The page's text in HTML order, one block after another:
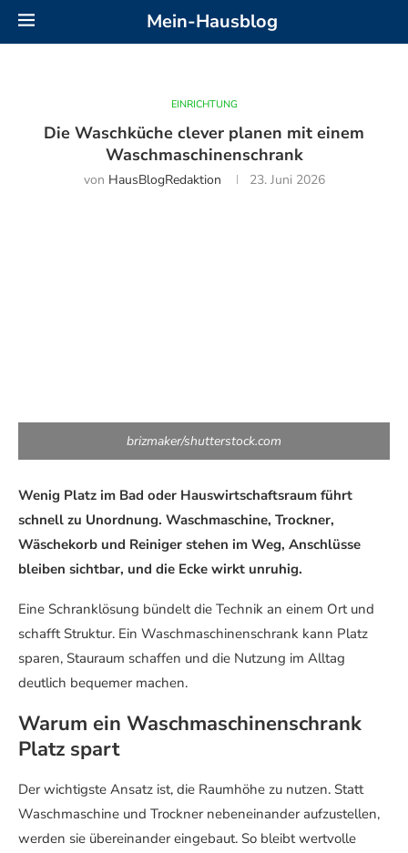
Mein-Hausblog
EINRICHTUNG
Die Waschküche clever planen mit einem
Waschmaschinenschrank
von HausBlogRedaktion 23. Juni 2026
brizmaker/shutterstock.com
Wenig Platz im Bad oder Hauswirtschaftsraum führt
schnell zu Unordnung. Waschmaschine, Trockner,
Wäschekorb und Reiniger stehen im Weg, Anschlüsse
bleiben sichtbar, und die Ecke wirkt unruhig.
Eine Schranklösung bündelt die Technik an einem Ort und
schafft Struktur. Ein Waschmaschinenschrank kann Platz
sparen, Stauraum schaffen und die Nutzung im Alltag
deutlich bequemer machen.
Warum ein Waschmaschinenschrank
Platz spart
Der wichtigste Ansatz ist, die Raumhöhe zu nutzen. Statt
Waschmaschine und Trockner nebeneinander aufzustellen,
werden sie übereinander eingebaut. So bleibt wertvolle